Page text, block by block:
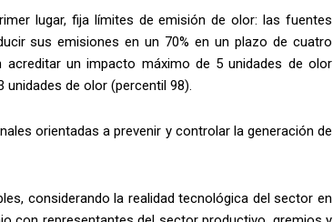
lugar, fija límites de emisión de olor: las fuentes
sus emisiones en un 70% en un plazo de cuatro
un impacto máximo de 5 unidades de olor
de olor (percentil 98).
orientadas a prevenir y controlar la generación de
considerando la realidad tecnológica del sector en